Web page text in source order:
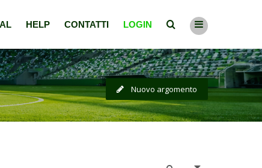
HELP CONTATTI LOGIN
Nuovo argomento